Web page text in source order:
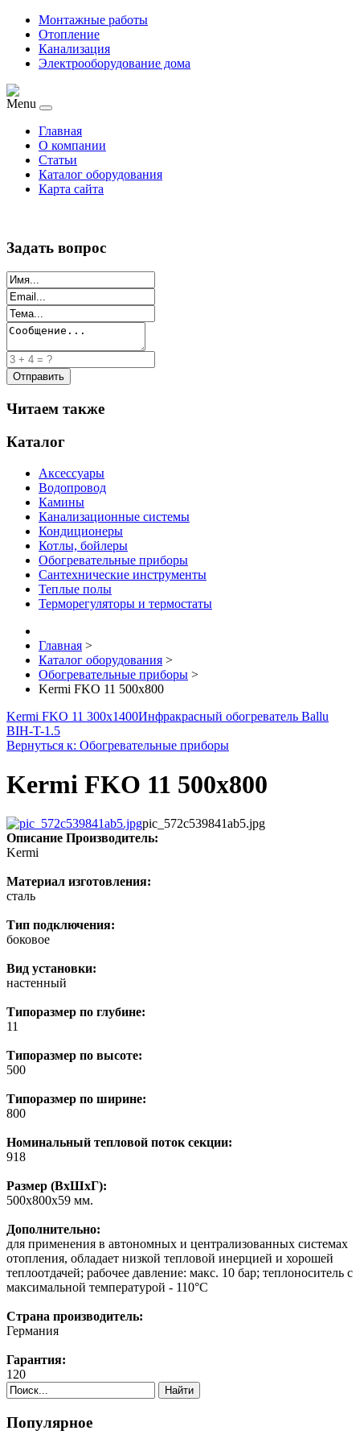
Монтажные работы
Отопление
Канализация
Электрооборудование дома
Menu
Главная
О компании
Статьи
Каталог оборудования
Карта сайта
Задать вопрос
Читаем также
Каталог
Аксессуары
Водопровод
Камины
Канализационные системы
Кондиционеры
Котлы, бойлеры
Обогревательные приборы
Сантехнические инструменты
Теплые полы
Терморегуляторы и термостаты
Главная >
Каталог оборудования >
Обогревательные приборы >
Kermi FKO 11 500x800
Kermi FKO 11 300x1400Инфракрасный обогреватель Ballu
BIH-T-1.5
Вернуться к: Обогревательные приборы
Kermi FKO 11 500x800
pic_572c539841ab5.jpg
Описание Производитель:
Kermi
Материал изготовления:
сталь
Тип подключения:
боковое
Вид установки:
настенный
Типоразмер по глубине:
11
Типоразмер по высоте:
500
Типоразмер по ширине:
800
Номинальный тепловой поток секции:
918
Размер (ВхШхГ):
500х800х59 мм.
Дополнительно:
для применения в автономных и централизованных системах
отопления, обладает низкой тепловой инерцией и хорошей
теплоотдачей; рабочее давление: макс. 10 бар; теплоноситель с
максимальной температурой - 110°C
Страна производитель:
Германия
Гарантия:
120
Найти
Популярное